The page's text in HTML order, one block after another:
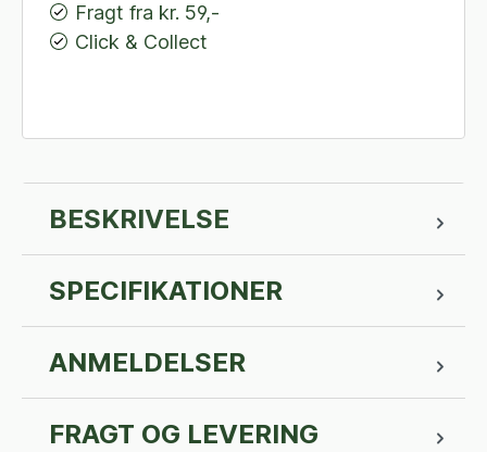
Fragt fra kr. 59,-
Click & Collect
BESKRIVELSE
SPECIFIKATIONER
ANMELDELSER
FRAGT OG LEVERING